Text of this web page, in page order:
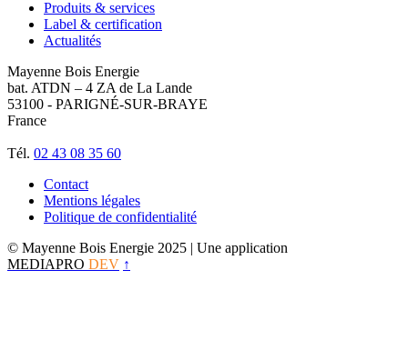
Produits & services
Label & certification
Actualités
Mayenne Bois Energie
bat. ATDN – 4 ZA de La Lande
53100 - PARIGNÉ-SUR-BRAYE
France
Tél. 02 43 08 35 60
Contact
Mentions légales
Politique de confidentialité
© Mayenne Bois Energie 2025 | Une application
MEDIAPRO DEV ↑